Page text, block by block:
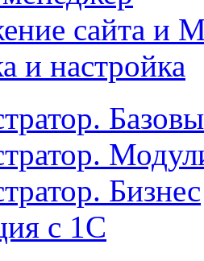
сайта и
и настройка
Бизнес
с 1С